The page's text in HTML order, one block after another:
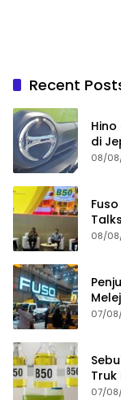
Recent
di
08/
08/
07/
Truk
07/